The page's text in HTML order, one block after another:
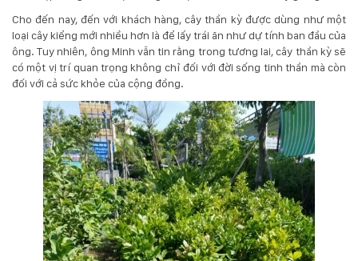
Cho đến nay, đến với khách hàng, cây thần kỳ được dùng như một
loại cây kiểng mới nhiều hơn là để lấy trái ăn như dự tính ban đầu của
ông. Tuy nhiên, ông Minh vẫn tin rằng trong tương lai, cây thần kỳ sẽ
có một vị trí quan trọng không chỉ đối với đời sống tinh thần mà còn
đối với cả sức khỏe của cộng đồng.